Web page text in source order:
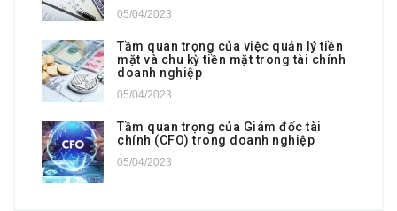
05/04/2023
Tầm quan trọng của việc quản lý tiền
mặt và chu kỳ tiền mặt trong tài chính
doanh nghiệp
05/04/2023
Tầm quan trọng của Giám đốc tài
chính (CFO) trong doanh nghiệp
05/04/2023